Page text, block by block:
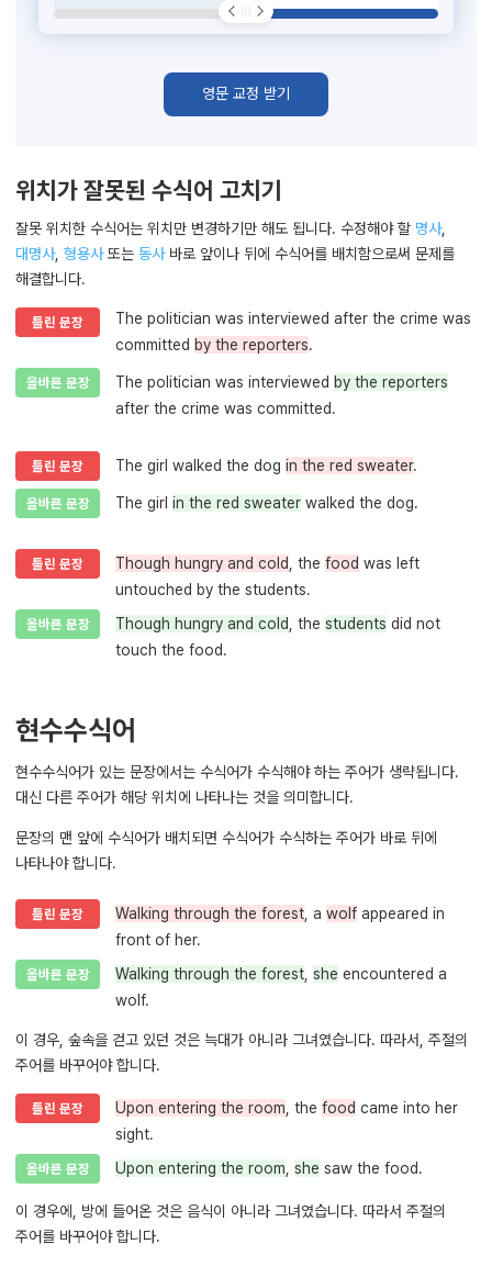
영문 교정 받기
위치가 잘못된 수식어 고치기
잘못 위치한 수식어는 위치만 변경하기만 해도 됩니다. 수정해야 할 명사,
대명사, 형용사또는 동사바로 앞이나 뒤에 수식어를 배치함으로써 문제를
해결합니다.
틀린 문장
The politician was interviewed after the crime was
committed by the reporters.
올바른 문장 The politician was interviewed by the reporters
after the crime was committed.
틀린 문장 The girl walked the dog in the red sweater.
올바른 문장 The girl in the red sweater walked the dog.
틀린 문장 Though hungry and cold , the food was left
untouched by the students.
올바른 문장 Though hungry and cold , the students did not
touch the food.
현수수식어
현수수식어가 있는 문장에서는 수식어가 수식해야 하는 주어가 생략됩니다.
대신 다른 주어가 해당 위치에 나타나는 것을 의미합니다.
문장의 맨 앞에 수식어가 배치되면 수식어가 수식하는 주어가 바로 뒤에
나타나야 합니다.
틀린 문장 Walking through the forest , a wolf appeared in
front of her.
올바른 문장 Walking through the forest she encountered a
wolf.
이 경우, 숲속을 걷고 있던 것은 늑대가 아니라 그녀였습니다. 따라서, 주절의
주어를 바꾸어야 합니다.
틀린 문장 Upon entering the room , the food came into her
sight.
올바른 문장 Upon entering the room she saw the food.
이 경우에, 방에 들어온 것은 음식이 아니라 그녀였습니다. 따라서 주절의
주어를 바꾸어야 합니다.